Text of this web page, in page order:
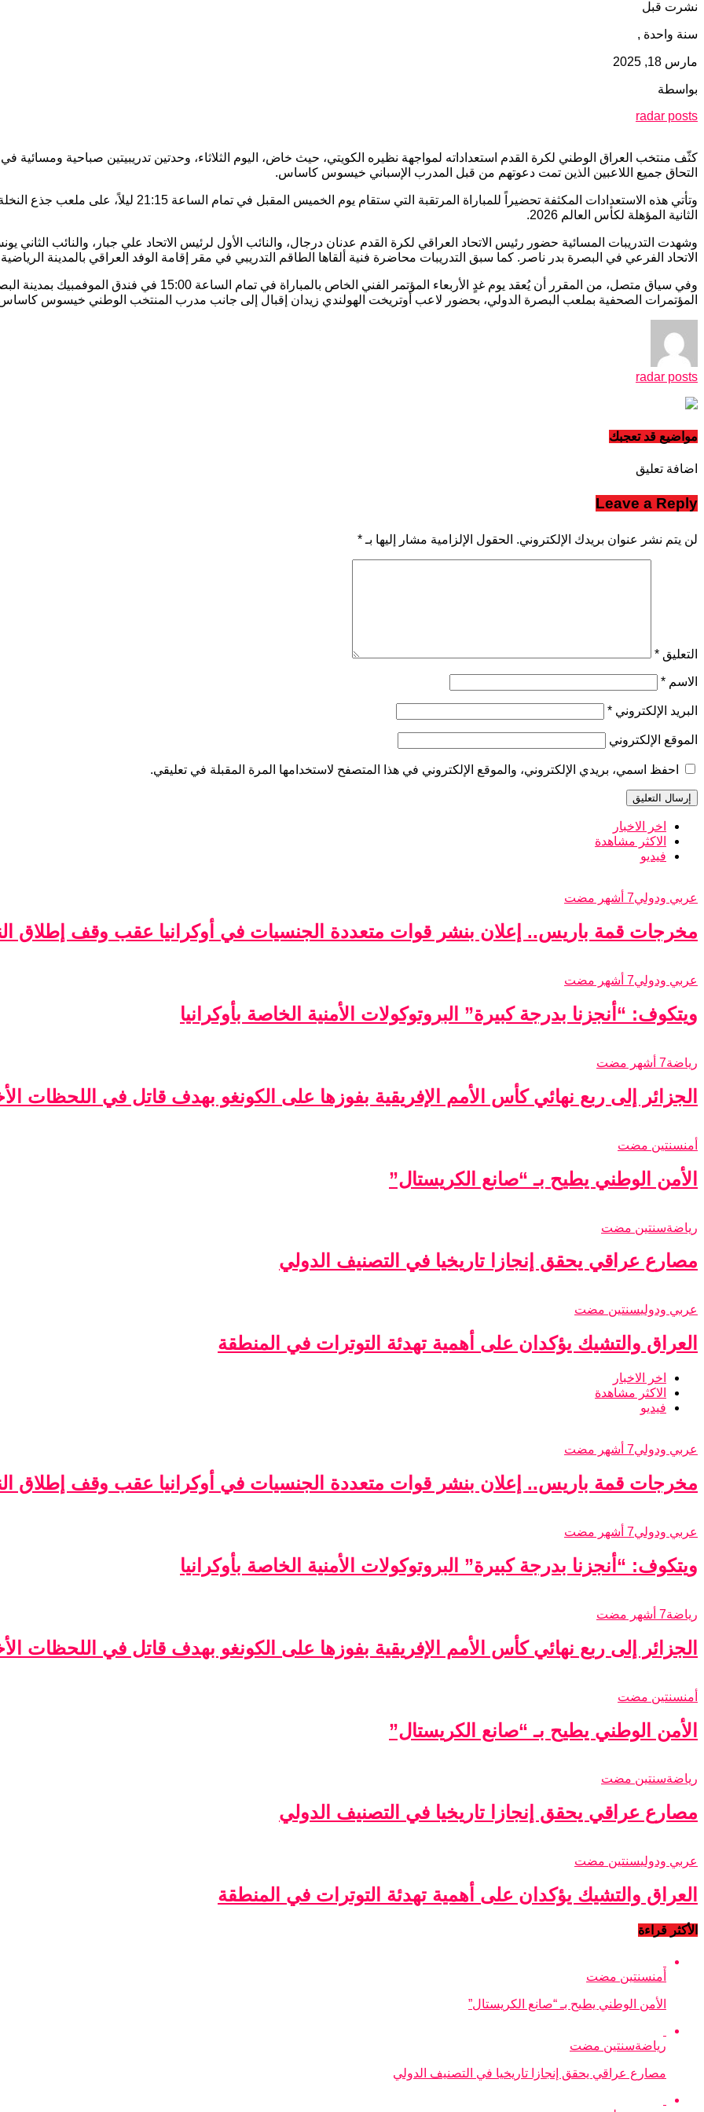
نشرت قبل
سنة واحدة ,
مارس 18, 2025
بواسطة
radar posts
كثّف منتخب العراق الوطني لكرة القدم استعداداته لمواجهة نظيره الكويتي، حيث خاض، اليوم الثلاثاء، وحدتين تدريبيتين صباحية ومسائية
التحاق جميع اللاعبين الذين تمت دعوتهم من قبل المدرب الإسباني خيسوس كاساس.
وتأتي هذه الاستعدادات المكثفة تحضيراً للمباراة
الثانية المؤهلة لكأس العالم 2026.
وشهدت التدريبات المسائية حضور رئيس الاتحاد العراقي لكرة القدم عدنان درجال، والنائب الأول لرئيس الاتحاد علي جبار، والنائب
الاتحاد الفرعي في البصرة بدر ناصر. كما سبق التدريبات محاضرة فنية ألقاها الطاقم التدريبي في مقر إقامة الوفد العراقي بالمدينة
المؤتمرات الصحفية بملعب البصرة الدولي، بحضور لاعب أوتريخت الهولندي زيدان إقبال إلى جانب مدرب المنتخب الوطني خيسوس
radar posts
مواضيع قد تعجبك
اضافة تعليق
Leave a Reply
لن يتم نشر عنوان بريدك الإلكتروني. الحقول الإلزامية مشار إليها بـ *
التعليق *
الاسم *
البريد الإلكتروني *
الموقع الإلكتروني
احفظ اسمي، بريدي الإلكتروني، والموقع الإلكتروني في هذا المتصفح لاستخدامها المرة المقبلة في تعليقي.
اخر الاخبار
الاكثر مشاهدة
فيديو
عربي ودولي7 أشهر مضت
مخرجات قمة باريس.. إعلان بنشر قوات متعددة الجنسيات في أوكرانيا عقب وقف إطلاق
عربي ودولي7 أشهر مضت
ويتكوف: “أنجزنا بدرجة كبيرة” البروتوكولات الأمنية الخاصة بأوكرانيا
رياضة7 أشهر مضت
الجزائر إلى ربع نهائي كأس الأمم الإفريقية بفوزها على الكونغو بهدف قاتل في اللحظات
أمنسنتين مضت
الأمن الوطني يطيح بـ “صانع الكريستال”
رياضةسنتين مضت
مصارع عراقي يحقق إنجازا تاريخيا في التصنيف الدولي
عربي ودوليسنتين مضت
العراق والتشيك يؤكدان على أهمية تهدئة التوترات في المنطقة
اخر الاخبار
الاكثر مشاهدة
فيديو
عربي ودولي7 أشهر مضت
مخرجات قمة باريس.. إعلان بنشر قوات متعددة الجنسيات في أوكرانيا عقب وقف إطلاق
عربي ودولي7 أشهر مضت
ويتكوف: “أنجزنا بدرجة كبيرة” البروتوكولات الأمنية الخاصة بأوكرانيا
رياضة7 أشهر مضت
الجزائر إلى ربع نهائي كأس الأمم الإفريقية بفوزها على الكونغو بهدف قاتل في اللحظات
أمنسنتين مضت
الأمن الوطني يطيح بـ “صانع الكريستال”
رياضةسنتين مضت
مصارع عراقي يحقق إنجازا تاريخيا في التصنيف الدولي
عربي ودوليسنتين مضت
العراق والتشيك يؤكدان على أهمية تهدئة التوترات في المنطقة
الأكثر قراءة
أمنسنتين مضت
الأمن الوطني يطيح بـ “صانع الكريستال”
رياضةسنتين مضت
مصارع عراقي يحقق إنجازا تاريخيا في التصنيف الدولي